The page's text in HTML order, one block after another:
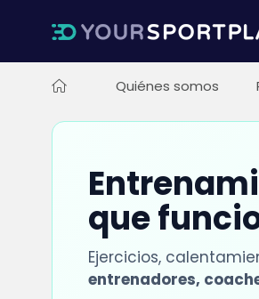
Quiénes somos
que
Ejercicios,
entrenadores,